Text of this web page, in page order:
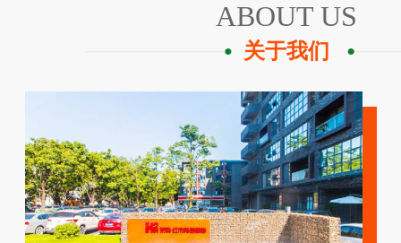
ABOUT US
关于我们